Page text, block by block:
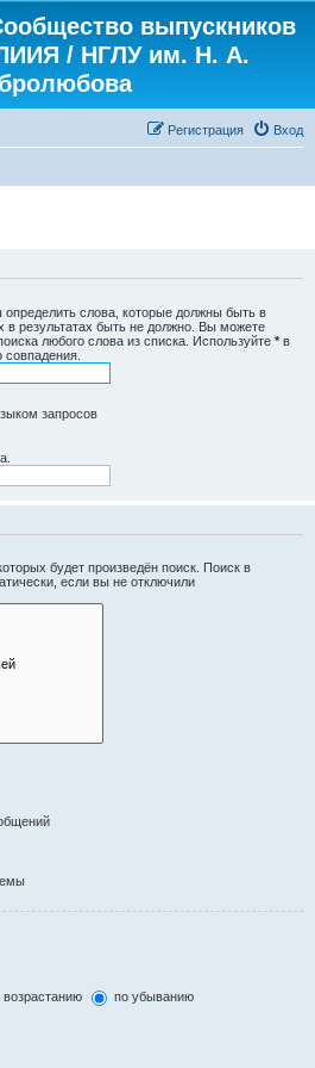
выпускников
/ НГЛУ им. Н. А.
Вход
Регистрация
определить слова, которые должны быть в
в результатах быть не должно. Вы можете
любого слова из списка. Используйте * в
совпадения.
запросов
будет произведён поиск. Поиск в
если вы не отключили
возрастанию
по убыванию